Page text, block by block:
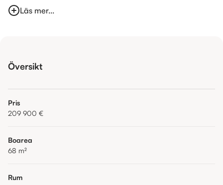
Läs mer...
Översikt
Pris
209 900 €
Boarea
68 m²
Rum